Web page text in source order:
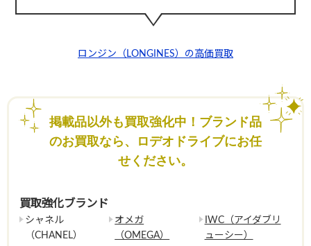
ロンジン（LONGINES）の高価買取
掲載品以外も買取強化中！ブランド品
のお買取なら、ロデオドライブにお任
せください。
買取強化ブランド
シャネル
（CHANEL）
オメガ
（OMEGA）
IWC（アイダブリ
ューシー）